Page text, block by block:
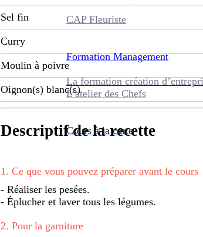
CAP Fleuriste
Formation Management
La formation création
L’atelier des Chefs
Cours à la carte
Sel fin
Curry
Moulin à poivre
Oignon(s) blanc(s)
Descriptif de la recette
1 . Ce que vous pouvez préparer avant le cours
- Réaliser les pesées.
- Éplucher et laver tous les légumes.
2. Pour la garniture